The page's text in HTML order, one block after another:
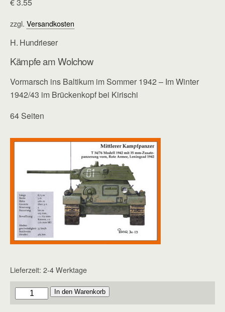
zzgl. Versandkosten
H. Hundrieser
Kämpfe am Wolchow
Vormarsch ins Baltikum im Sommer 1942 – Im Winter
1942/43 im Brückenkopf bei Kirischi
64 Seiten
Lieferzeit: 2-4 Werktage
Originalband
-
In den Warenkorb